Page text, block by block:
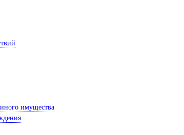
имущества